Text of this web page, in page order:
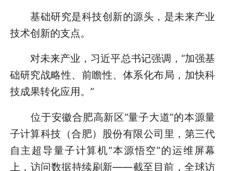
基础研究是科技创新的源头，是未来产业
技术创新的支点。
对未来产业，习近平总书记强调，“加强基
础研究战略性、前瞻性、体系化布局，加快科
技成果转化应用。”
位于安徽合肥高新区“量子大道”的本源量
子计算科技（合肥）股份有限公司里，第三代
自主超导量子计算机“本源悟空”的运维屏幕
上，访问数据持续刷新——截至目前，全球访